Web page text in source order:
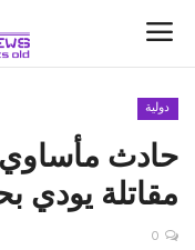
الأخبار
كتّابنا
دولية
حادث
مقاتلة يودي
0